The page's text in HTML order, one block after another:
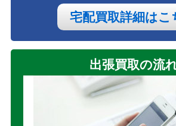
宅配買取詳細はこ
出張買取の流